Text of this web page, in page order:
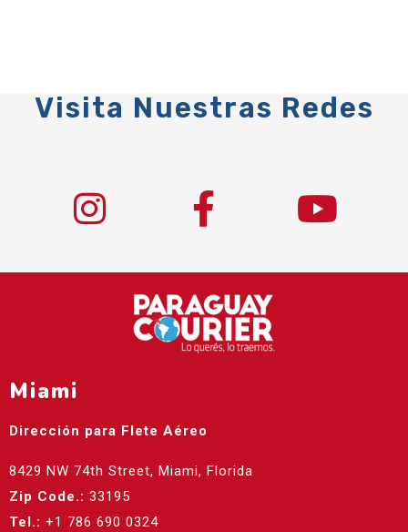
Visita Nuestras Redes
Miami
Dirección para Flete Aéreo
8429 NW 74th Street, Miami, Florida
Zip Code.: 33195
Tel.: +1 786 690 0324